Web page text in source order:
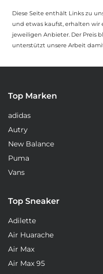
Diese Seite enthält Links zu
und etwas kaufst, erhalten wir
jeweiligen Anbieter. Der Preis
unterstützt unsere Arbeit
Top Marken
adidas
Autry
New Balance
Puma
Vans
Top Sneaker
Adilette
Air Huarache
Air Max
Air Max 95